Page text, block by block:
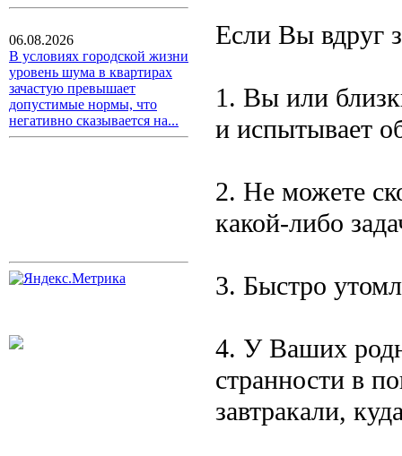
06.08.2026
В условиях городской жизни
уровень шума в квартирах
зачастую превышает
допустимые нормы, что
негативно сказывается на...
Если Вы вдруг
1. Вы или
и испытывает
2. Не можете
какой-либо
3. Быстро
4. У Ваших
странности в
завтракали,